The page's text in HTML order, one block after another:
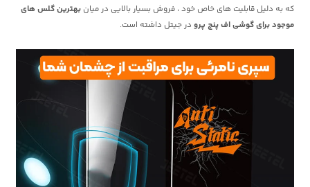
که به دلیل قابلیت های خاص خود ، فروش بسیار بالایی در میانبهترین گلس های
موجود برای گوشی اف پنج پرو در جیتل داشته است.